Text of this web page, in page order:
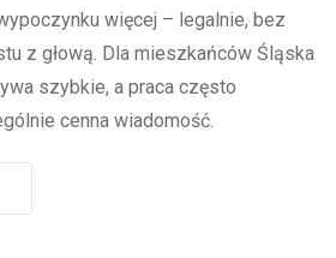
więcej – legalnie, bez
z głową. Dla mieszkańców Śląska
szybkie, a praca często
cenna wiadomość.